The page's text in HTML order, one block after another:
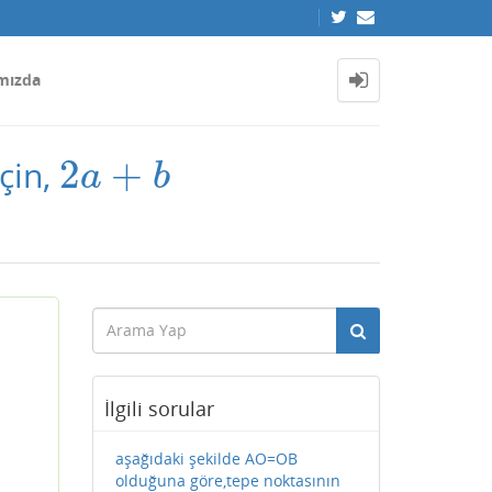
2a + b
2a+b
İlgili sorular
aşağıdaki şekilde AO=OB
olduğuna göre,tepe noktasının